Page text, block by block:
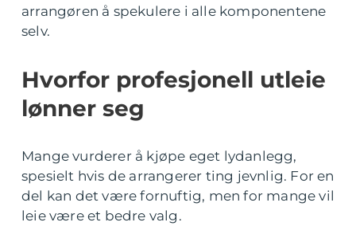
arrangøren å spekulere i alle komponentene
selv.
Hvorfor profesjonell utleie
lønner seg
Mange vurderer å kjøpe eget lydanlegg,
spesielt hvis de arrangerer ting jevnlig. For en
del kan det være fornuftig, men for mange vil
leie være et bedre valg.